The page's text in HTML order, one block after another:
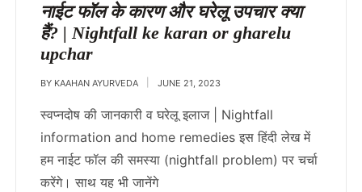
नाईट फॉल के कारण और घरेलू उपचार क्या
हैं? | Nightfall ke karan or gharelu
upchar
BY KAAHAN AYURVEDA JUNE 21, 2023
स्वप्नदोष की जानकारी व घरेलू इलाज | Nightfall
information and home remedies इस हिंदी लेख में
हम नाईट फॉल की समस्या (nightfall problem) पर चर्चा
करेंगे। साथ यह भी जानेंगे